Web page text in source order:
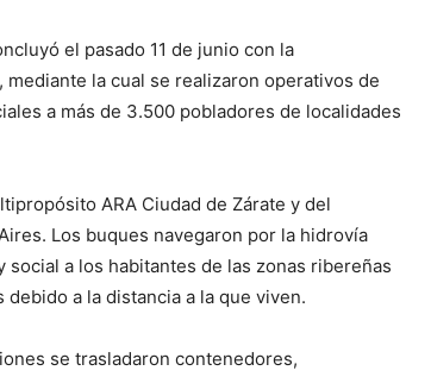
el pasado 11 de junio con la
la cual se realizaron operativos de
a más de 3.500 pobladores de localidades
ARA Ciudad de Zárate y del
Los buques navegaron por la hidrovía
social a los habitantes de las zonas ribereñas
a la distancia a la que viven.
se trasladaron contenedores,